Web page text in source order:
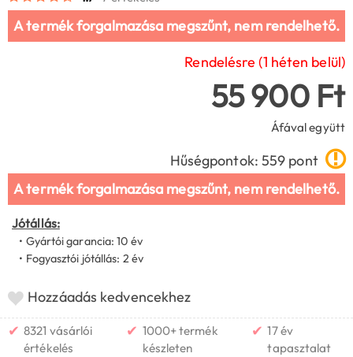
A termék forgalmazása megszűnt, nem rendelhető.
Rendelésre (1 héten belül)
55 900 Ft
Áfával együtt
Hűségpontok: 559 pont
A termék forgalmazása megszűnt, nem rendelhető.
Jótállás:
• Gyártói garancia: 10 év
• Fogyasztói jótállás: 2 év
Hozzáadás kedvencekhez
✔ 8321 vásárlói
értékelés
✔ 1000+ termék
készleten
✔ 17 év
tapasztalat